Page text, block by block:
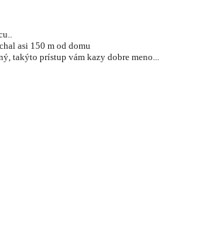
asi 150 m od domu
takýto prístup vám kazy dobre meno...